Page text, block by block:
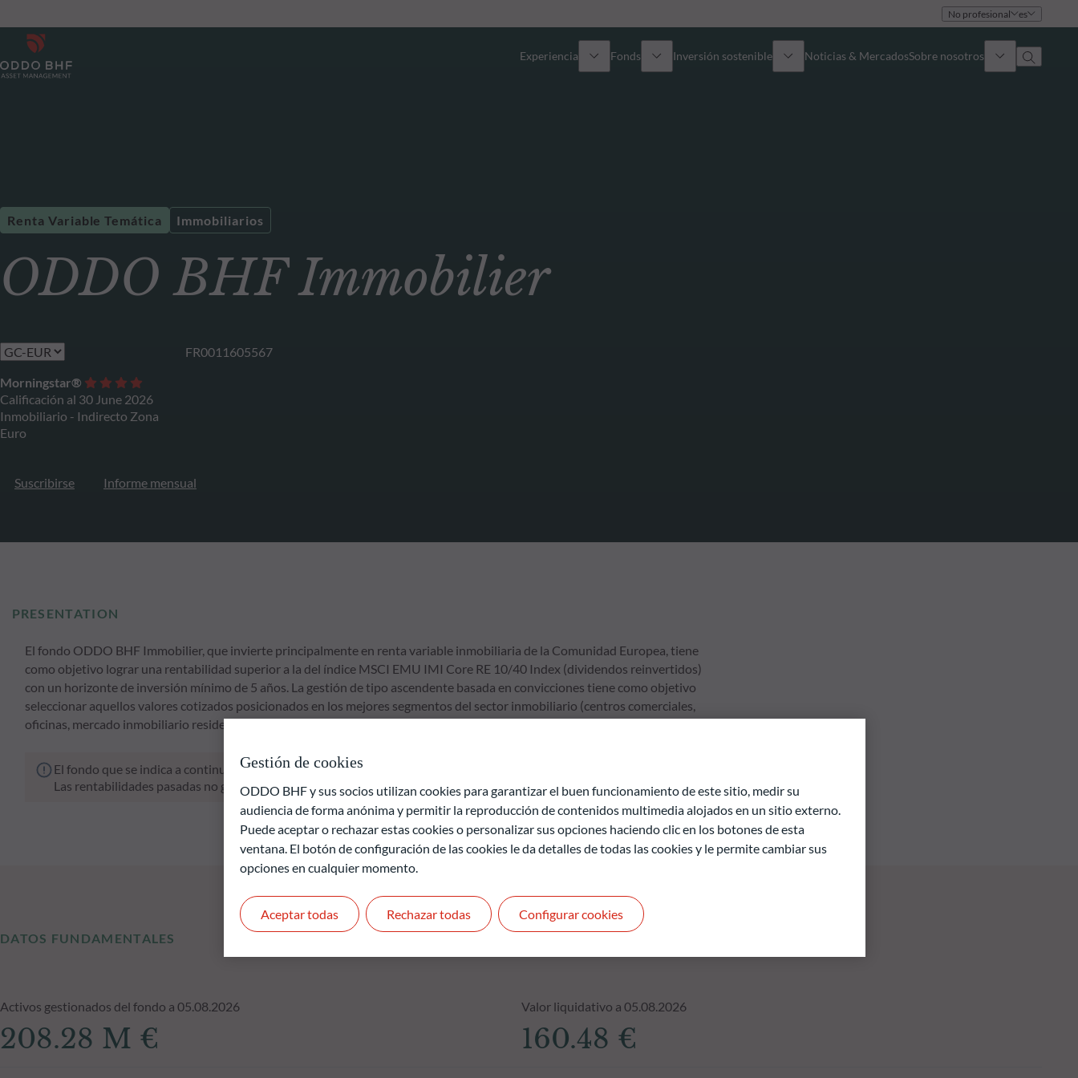
No profesional es
Experiencia
Multiactivos
Fonds Inversión sostenible Noticias & MercadosSobre nosotros
ODDO BHF Immobilier
Renta Variable Temática Immobiliarios
FR0011605567
Morningstar®
Calificación al 30 June 2026
Inmobiliario - Indirecto Zona
Euro
Suscribirse Informe mensual
PRESENTATION
El fondo ODDO BHF Immobilier, que invierte principalmente en renta variable inmobiliaria de la Comunidad Europea, tiene
como objetivo lograr una rentabilidad superior a la del índice MSCI EMU IMI Core RE 10/40 Index (dividendos reinvertidos)
con un horizonte de inversión mínimo de 5 años. La gestión de tipo ascendente basada en convicciones tiene como objetivo
seleccionar aquellos valores cotizados posicionados en los mejores segmentos del sector inmobiliario (centros comerciales,
oficinas, mercado inmobiliario residencial) de la Comunidad Europea.
El fondo que se indica a continuación conlleva un riesgo de pérdida de capital.
Las rentabilidades pasadas no garantizan resultados futuros y no son constantes en el tiempo
DATOS FUNDAMENTALES
Activos gestionados del fondo a 05.08.2026
208.28 M €
Valor liquidativo a 05.08.2026
160.48 €
Gestión de cookies
ODDO BHF y sus socios utilizan cookies para garantizar el buen funcionamiento de este sitio, medir su
audiencia de forma anónima y permitir la reproducción de contenidos multimedia alojados en un sitio externo.
Puede aceptar o rechazar estas cookies o personalizar sus opciones haciendo clic en los botones de esta
ventana. El botón de configuración de las cookies le da detalles de todas las cookies y le permite cambiar sus
opciones en cualquier momento.
Rechazar todas
Aceptar todas Configurar cookies